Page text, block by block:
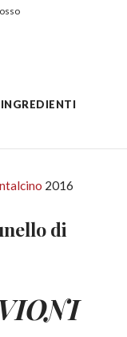
INGREDIENTI
2016
di